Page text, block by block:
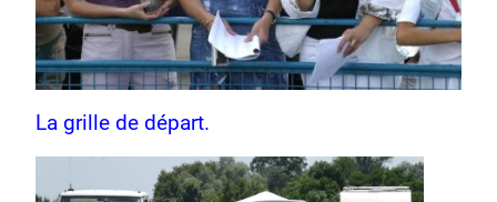
La grille de départ.